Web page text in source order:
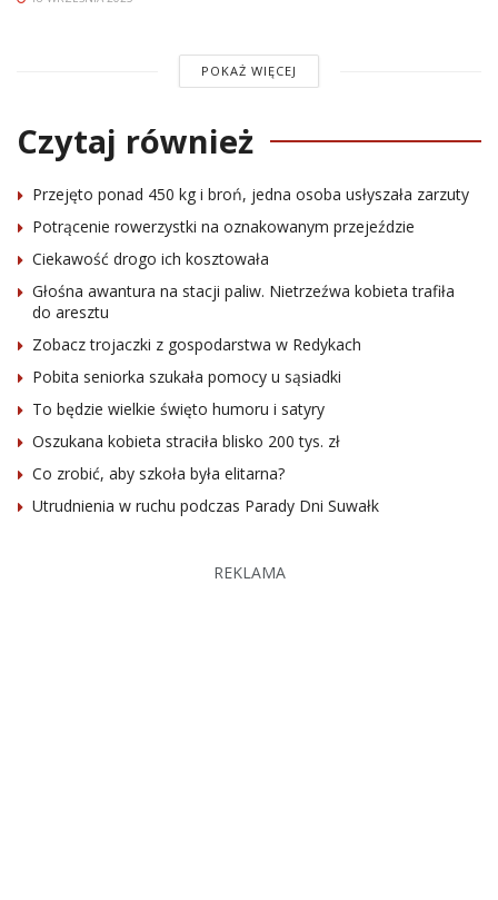
POKAŻ WIĘCEJ
Czytaj również
Przejęto ponad 450 kg i broń, jedna osoba usłyszała zarzuty
Potrącenie rowerzystki na oznakowanym przejeździe
Ciekawość drogo ich kosztowała
Głośna awantura na stacji paliw. Nietrzeźwa kobieta trafiła
do aresztu
Zobacz trojaczki z gospodarstwa w Redykach
Pobita seniorka szukała pomocy u sąsiadki
To będzie wielkie święto humoru i satyry
Oszukana kobieta straciła blisko 200 tys. zł
Co zrobić, aby szkoła była elitarna?
Utrudnienia w ruchu podczas Parady Dni Suwałk
REKLAMA